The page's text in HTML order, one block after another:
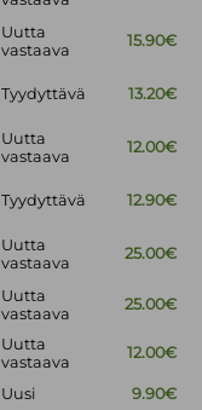
Uutta
vastaava
15.90€
Tyydyttävä 13.20€
Uutta
vastaava
12.00€
Tyydyttävä 12.90€
Uutta
vastaava
25.00€
Uutta
vastaava
25.00€
Uutta
vastaava
12.00€
Uusi 9.90€